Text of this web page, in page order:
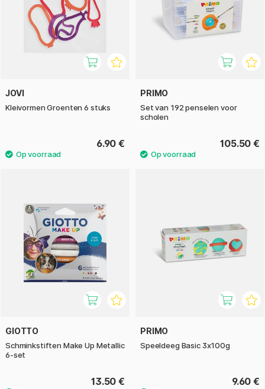
JOVI
Kleivormen Groenten 6 stuks
6.90 €
PRIMO
Set van 192 penselen voor
scholen
105.50 €
GIOTTO
Schminkstiften Make Up Metallic
6-set
13.50 €
PRIMO
Speeldeeg Basic 3x100g
9.60 €